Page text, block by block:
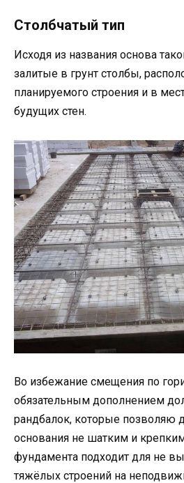
Столбчатый тип
Исходя из названия основа
залитые в грунт столбы,
планируемого строения и в
будущих стен.
Во избежание смещения по
обязательным дополнением
рандбалок, которые позволяю
основания не шатким и
фундамента подходит для не
тяжёлых строений на